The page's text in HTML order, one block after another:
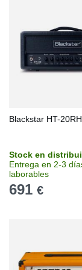
Blackstar HT-
Stock en
Entrega en 2-3
laborables
691 €